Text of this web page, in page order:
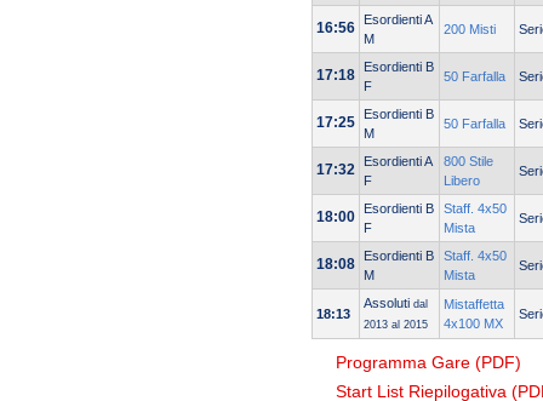
16:56
Esordienti A
M
200 Misti
17:18
Esordienti B
F
50 Farfalla
17:25
Esordienti B
M
50 Farfalla
17:32
Esordienti A
F
800 Stile
Libero
18:00
Esordienti B
F
Staff. 4x50
Mista
18:08
Esordienti B
M
Staff. 4x50
Mista
18:13
Assoluti dal
2013 al 2015
Mistaffetta
4x100 MX
Programma Gare (PDF)
Start List Riepilogativa